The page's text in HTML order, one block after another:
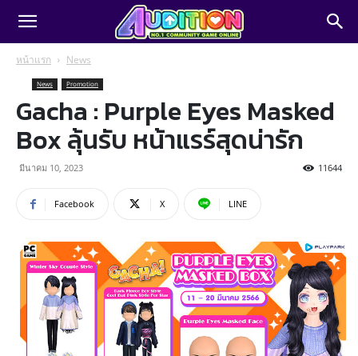
หน้าแรก News
News Promotion
Gacha : Purple Eyes Masked
Box ลุ้นรับ หน้าแรร์สุดน่ารัก
มีนาคม 10, 2023 11644
Facebook X LINE